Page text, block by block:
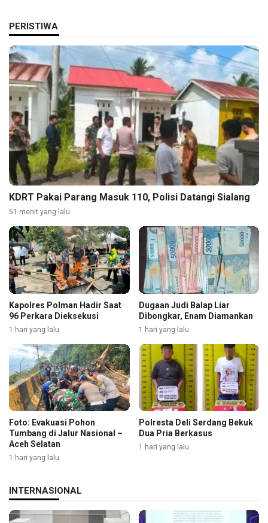
PERISTIWA
KDRT Pakai Parang Masuk 110, Polisi Datangi Sialang
51 menit yang lalu
Kapolres Polman Hadir Saat
96 Perkara Dieksekusi
1 hari yang lalu
Dugaan Judi Balap Liar
Dibongkar, Enam Diamankan
1 hari yang lalu
Foto: Evakuasi Pohon
Tumbang di Jalur Nasional –
Aceh Selatan
1 hari yang lalu
Polresta Deli Serdang Bekuk
Dua Pria Berkasus
1 hari yang lalu
INTERNASIONAL